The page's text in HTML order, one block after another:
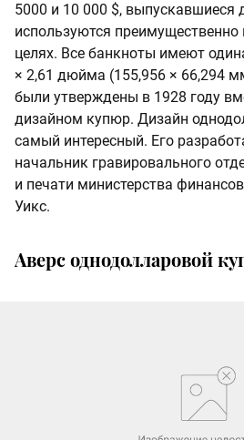
5000 и 10 000 $, выпускавшиеся
используются
целях. Все банкноты имеют
× 2,61 дюйма (155,956 × 66,294
были утверждены в 1928 году
дизайном купюр. Дизайн
самый интересный. Его
начальник гравировального
и печати министерства
Уикс.
Аверс однодолларовой